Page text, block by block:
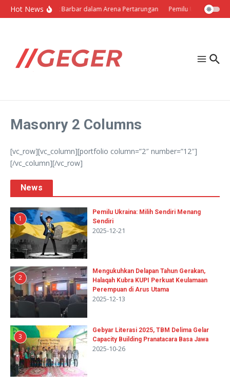
Lewati ke konten
Hot NewsPolitik Barbar dalam Arena Pertarungan Pemilu Ukraina:
Masonry 2 Columns
[vc_row][vc_column][portfolio column=”2″ number=”12″]
[/vc_column][/vc_row]
News
1
Pemilu Ukraina: Milih Sendiri Menang
Sendiri
2025-12-21
2
Mengukuhkan Delapan Tahun Gerakan,
Halaqah Kubra KUPI Perkuat Keulamaan
Perempuan di Arus Utama
2025-12-13
3
Gebyar Literasi 2025, TBM Delima Gelar
Capacity Building Pranatacara Basa Jawa
2025-10-26